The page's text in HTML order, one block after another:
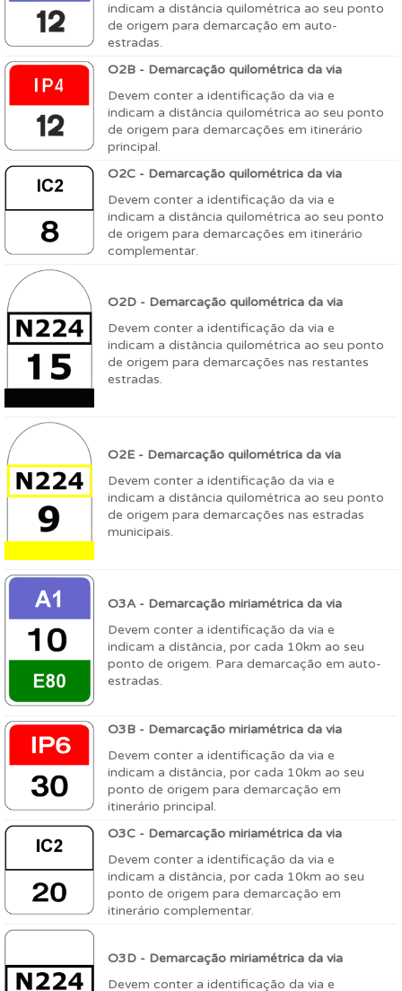
indicam a distância quilométrica ao seu ponto
de origem para demarcação em auto-
estradas.
O2B - Demarcação quilométrica da via
Devem conter a identificação da via e
indicam a distância quilométrica ao seu ponto
de origem para demarcações em itinerário
principal.
O2C - Demarcação quilométrica da via
Devem conter a identificação da via e
indicam a distância quilométrica ao seu ponto
de origem para demarcações em itinerário
complementar.
O2D - Demarcação quilométrica da via
Devem conter a identificação da via e
indicam a distância quilométrica ao seu ponto
de origem para demarcações nas restantes
estradas.
O2E - Demarcação quilométrica da via
Devem conter a identificação da via e
indicam a distância quilométrica ao seu ponto
de origem para demarcações nas estradas
municipais.
O3A - Demarcação miriamétrica da via
Devem conter a identificação da via e
indicam a distância, por cada 10km ao seu
ponto de origem. Para demarcação em auto-
estradas.
O3B - Demarcação miriamétrica da via
Devem conter a identificação da via e
indicam a distância, por cada 10km ao seu
ponto de origem para demarcação em
itinerário principal.
O3C - Demarcação miriamétrica da via
Devem conter a identificação da via e
indicam a distância, por cada 10km ao seu
ponto de origem para demarcação em
itinerário complementar.
O3D - Demarcação miriamétrica da via
Devem conter a identificação da via e